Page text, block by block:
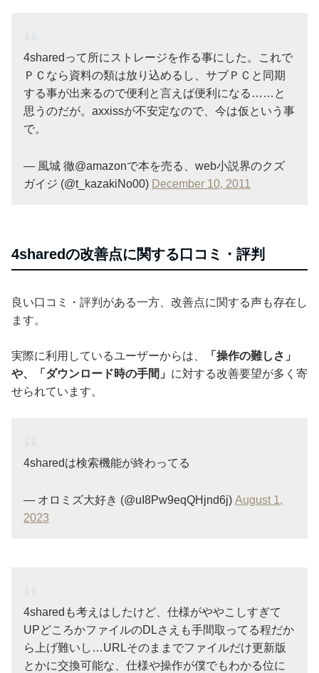
4sharedって所にストレージを作る事にした。これで
ＰＣなら資料の類は放り込めるし、サブＰＣと同期
する事が出来るので便利と言えば便利になる……と
思うのだが。axxissが不安定なので、今は仮という事
で。
— 風城 徹@amazonで本を売る、web小説界のクズ
ガイジ (@t_kazakiNo00) December 10, 2011
4sharedの改善点に関する口コミ・評判
良い口コミ・評判がある一方、改善点に関する声も存在し
ます。
実際に利用しているユーザーからは、
「操作の難しさ」
や、「ダウンロード時の手間」 に対する改善要望が多く寄
せられています。
4sharedは検索機能が終わってる
— オロミズ大好き (@uI8Pw9eqQHjnd6j) August 1,
2023
4sharedも考えはしたけど、仕様がややこしすぎて
UPどころかファイルのDLさえも手間取ってる程だか
ら上げ難いし…URLそのままでファイルだけ更新版
とかに交換可能な、仕様や操作が僕でもわかる位に